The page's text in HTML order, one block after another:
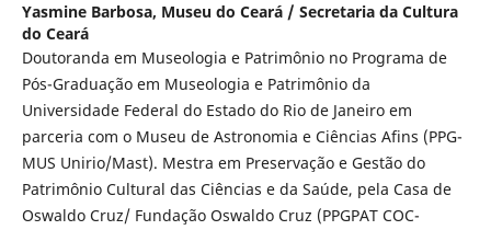
Yasmine Barbosa, Museu do Ceará / Secretaria da Cultura
do Ceará
Doutoranda em Museologia e Patrimônio no Programa de
Pós-Graduação em Museologia e Patrimônio da
Universidade Federal do Estado do Rio de Janeiro em
parceria com o Museu de Astronomia e Ciências Afins (PPG-
MUS Unirio/Mast). Mestra em Preservação e Gestão do
Patrimônio Cultural das Ciências e da Saúde, pela Casa de
Oswaldo Cruz/ Fundação Oswaldo Cruz (PPGPAT COC-